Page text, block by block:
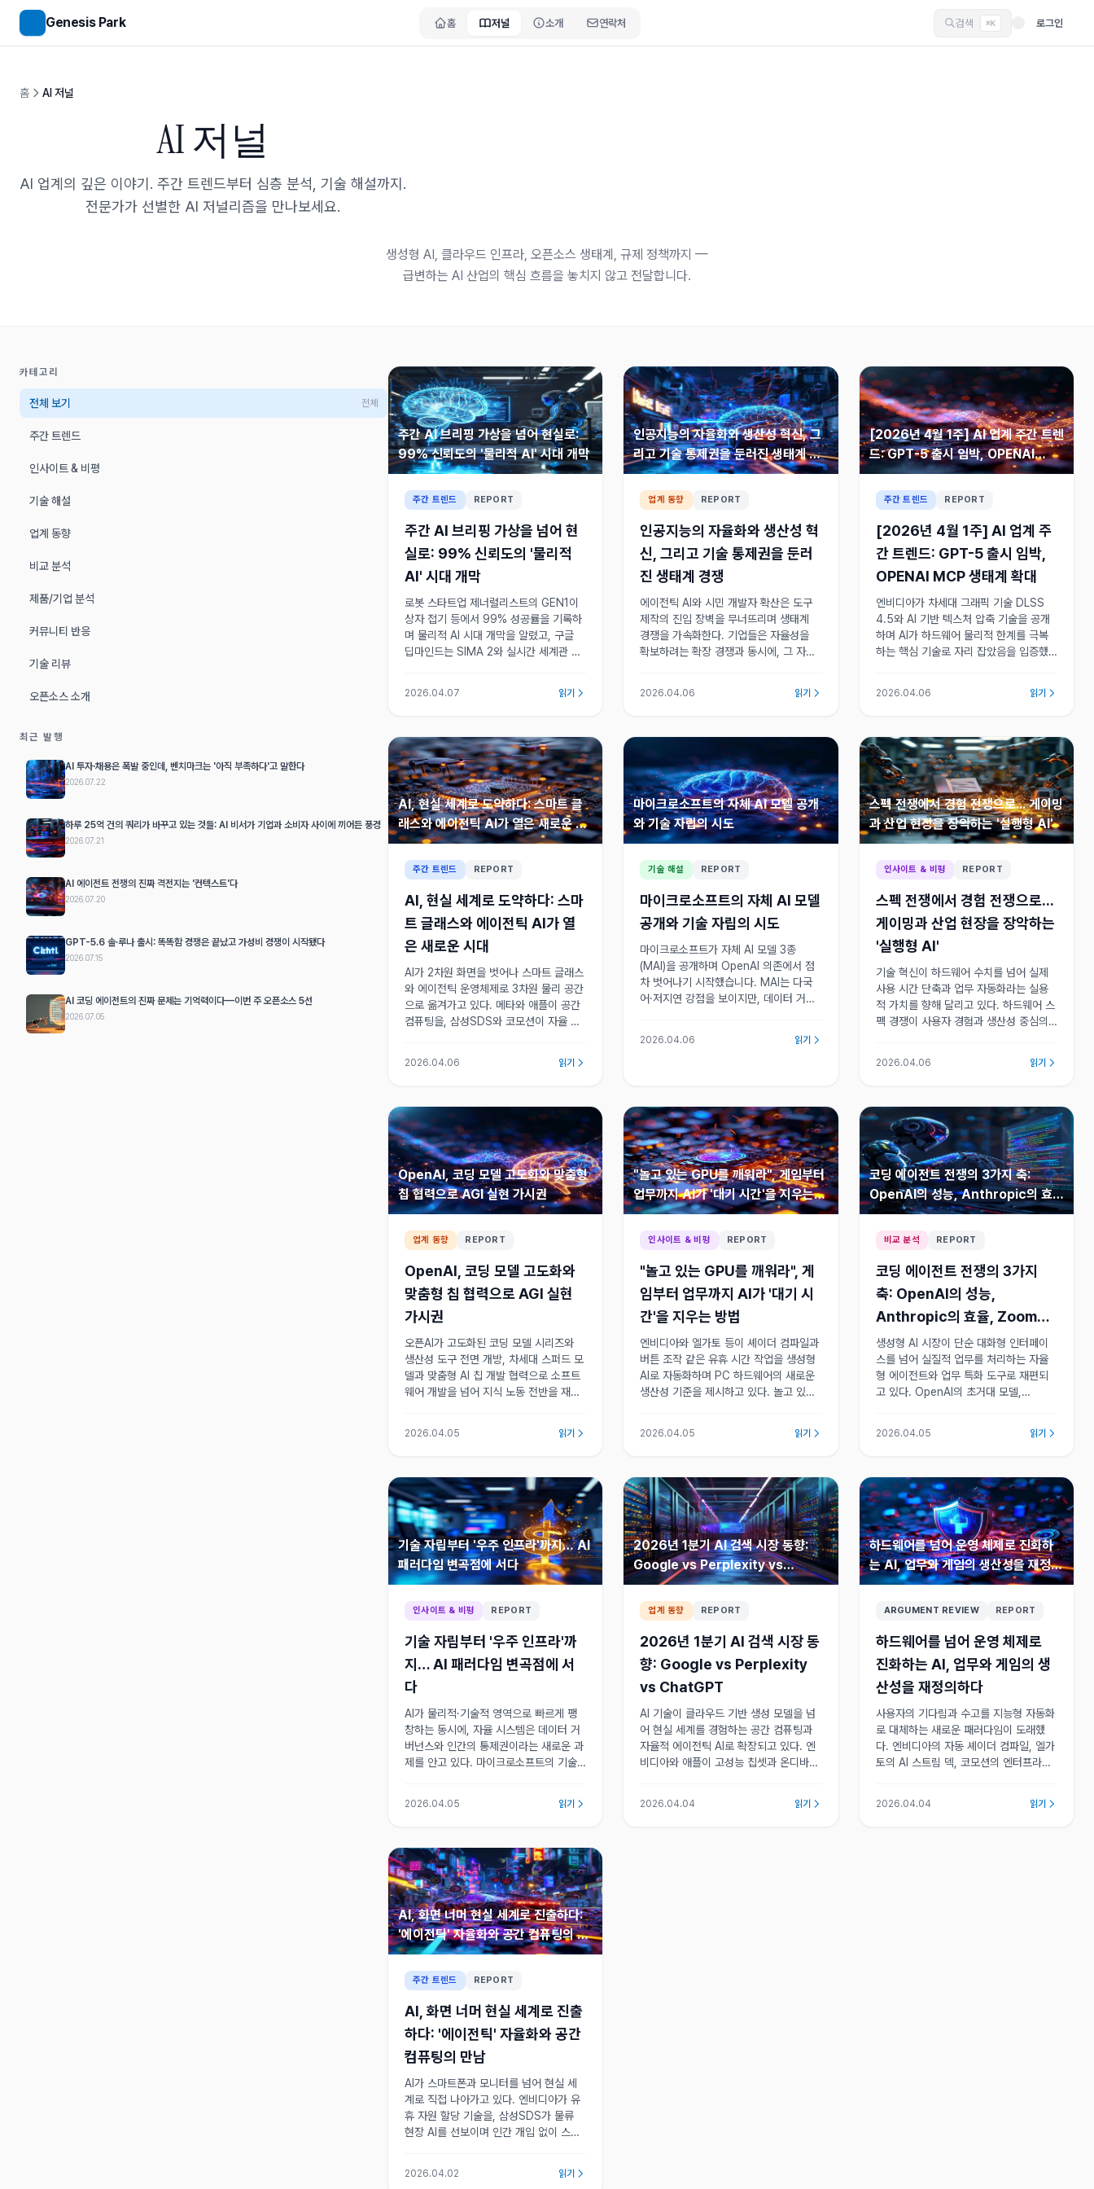
메인 콘텐츠로 건너뛰기
Genesis Park
홈 저널 소개 연락처 검색 ⌘K 로그인
홈 AI 저널
AI 저널
AI 업계의 깊은 이야기. 주간 트렌드부터 심층 분석, 기술 해설까지.
전문가가 선별한 AI 저널리즘을 만나보세요.
생성형 AI, 클라우드 인프라, 오픈소스 생태계, 규제 정책까지 —
급변하는 AI 산업의 핵심 흐름을 놓치지 않고 전달합니다.
카테고리
전체 보기 전체
주간 트렌드
인사이트 & 비평
기술 해설
업계 동향
비교 분석
제품/기업 분석
커뮤니티 반응
기술 리뷰
오픈소스 소개
최근 발행
AI 투자·채용은 폭발 중인데, 벤치마크는 '아직 부족하다'고 말한다
2026.07.22
하루 25억 건의 쿼리가 바꾸고 있는 것들: AI 비서가 기업과 소비자 사이에 끼어든 풍경
2026.07.21
AI 에이전트 전쟁의 진짜 격전지는 '컨텍스트'다
2026.07.20
GPT-5.6 솔·루나 출시: 똑똑함 경쟁은 끝났고 가성비 경쟁이 시작됐다
2026.07.15
AI 코딩 에이전트의 진짜 문제는 기억력이다—이번 주 오픈소스 5선
2026.07.05
주간 AI 브리핑 가상을 넘어 현실로:
99% 신뢰도의 '물리적 AI' 시대 개막
주간 트렌드 REPORT
주간 AI 브리핑 가상을 넘어 현
실로: 99% 신뢰도의 '물리적
AI' 시대 개막
로봇 스타트업 제너럴리스트의 GEN1이
상자 접기 등에서 99% 성공률을 기록하
며 물리적 AI 시대 개막을 알렸고, 구글
딥마인드는 SIMA 2와 실시간 세계관 생
2026.04.07 읽기
인공지능의 자율화와 생산성 혁신, 그
리고 기술 통제권을 둔러진 생태계 경
쟁
업계 동향 REPORT
인공지능의 자율화와 생산성 혁
신, 그리고 기술 통제권을 둔러
진 생태계 경쟁
에이전틱 AI와 시민 개발자 확산은 도구
제작의 진입 장벽을 무너뜨리며 생태계
경쟁을 가속화한다. 기업들은 자율성을
확보하려는 확장 경쟁과 동시에, 그 자율
2026.04.06 읽기
[2026년 4월 1주] AI 업계 주간 트렌
드: GPT-5 출시 임박, OPENAI
MCP 생태계 확대
주간 트렌드 REPORT
[2026년 4월 1주] AI 업계 주
간 트렌드: GPT-5 출시 임박,
OPENAI MCP 생태계 확대
엔비디아가 차세대 그래픽 기술 DLSS
4.5와 AI 기반 텍스처 압축 기술을 공개
하며 AI가 하드웨어 물리적 한계를 극복
하는 핵심 기술로 자리 잡았음을 입증했
2026.04.06 읽기
AI, 현실 세계로 도약하다: 스마트 글
래스와 에이전틱 AI가 열은 새로운 시
대
주간 트렌드 REPORT
AI, 현실 세계로 도약하다: 스마
트 글래스와 에이전틱 AI가 열
은 새로운 시대
AI가 2차원 화면을 벗어나 스마트 글래스
와 에이전틱 운영체제로 3차원 물리 공간
으로 옮겨가고 있다. 메타와 애플이 공간
컴퓨팅을, 삼성SDS와 코모션이 자율 판
쟁의 축이 환경 자체로 이동하고 있다.
2026.04.06 읽기
마이크로소프트의 자체 AI 모델 공개
와 기술 자립의 시도
기술 해설 REPORT
마이크로소프트의 자체 AI 모델
공개와 기술 자립의 시도
마이크로소프트가 자체 AI 모델 3종
(MAI)을 공개하며 OpenAI 의존에서 점
차 벗어나기 시작했습니다. MAI는 다국
어·저지연 강점을 보이지만, 데이터 거버
2026.04.06 읽기
스펙 전쟁에서 경험 전쟁으로... 게이밍
과 산업 현장을 장악하는 '실행형 AI'
인사이트 & 비평 REPORT
스펙 전쟁에서 경험 전쟁으로...
게이밍과 산업 현장을 장악하는
'실행형 AI'
기술 혁신이 하드웨어 수치를 넘어 실제
사용 시간 단축과 업무 자동화라는 실용
적 가치를 향해 달리고 있다. 하드웨어 스
펙 경쟁이 사용자 경험과 생산성 중심의
2026.04.06 읽기
OpenAI, 코딩 모델 고도화와 맞춤형
칩 협력으로 AGI 실현 가시권
업계 동향 REPORT
OpenAI, 코딩 모델 고도화와
맞춤형 칩 협력으로 AGI 실현
가시권
오픈AI가 고도화된 코딩 모델 시리즈와
생산성 도구 전면 개방, 차세대 스퍼드 모
델과 맞춤형 AI 칩 개발 협력으로 소프트
웨어 개발을 넘어 지식 노동 전반을 재정
패러다임을 근본적으로 바꾸고 있다.
2026.04.05 읽기
"놀고 있는 GPU를 깨워라", 게임부터
업무까지 AI가 '대기 시간'을 지우는
방법
인사이트 & 비평 REPORT
"놀고 있는 GPU를 깨워라", 게
임부터 업무까지 AI가 '대기 시
간'을 지우는 방법
엔비디아와 엘가토 등이 셰이더 컴파일과
버튼 조작 같은 유휴 시간 작업을 생성형
AI로 자동화하며 PC 하드웨어의 새로운
생산성 기준을 제시하고 있다. 놀고 있던
2026.04.05 읽기
코딩 에이전트 전쟁의 3가지 축:
OpenAI의 성능, Anthropic의 효
율, Zoom의 확장
비교 분석 REPORT
코딩 에이전트 전쟁의 3가지
축: OpenAI의 성능,
Anthropic의 효율, Zoom의
확장
생성형 AI 시장이 단순 대화형 인터페이
스를 넘어 실질적 업무를 처리하는 자율
형 에이전트와 업무 특화 도구로 재편되
고 있다. OpenAI의 초거대 모델,
2026.04.05 읽기
기술 자립부터 '우주 인프라'까지… AI
패러다임 변곡점에 서다
인사이트 & 비평 REPORT
기술 자립부터 '우주 인프라'까
지… AI 패러다임 변곡점에 서
다
AI가 물리적·기술적 영역으로 빠르게 팽
창하는 동시에, 자율 시스템은 데이터 거
버넌스와 인간의 통제권이라는 새로운 과
제를 안고 있다. 마이크로소프트의 기술
운 통제 문제를 낳는다는 점이다.
2026.04.05 읽기
2026년 1분기 AI 검색 시장 동향:
Google vs Perplexity vs
ChatGPT
업계 동향 REPORT
2026년 1분기 AI 검색 시장 동
향: Google vs Perplexity
vs ChatGPT
AI 기술이 클라우드 기반 생성 모델을 넘
어 현실 세계를 경험하는 공간 컴퓨팅과
자율적 에이전틱 AI로 확장되고 있다. 엔
비디아와 애플이 고성능 칩셋과 온디바이
2026.04.04 읽기
하드웨어를 넘어 운영 체제로 진화하
는 AI, 업무와 게임의 생산성을 재정의
하다
ARGUMENT REVIEW REPORT
하드웨어를 넘어 운영 체제로
진화하는 AI, 업무와 게임의 생
산성을 재정의하다
사용자의 기다림과 수고를 지능형 자동화
로 대체하는 새로운 패러다임이 도래했
다. 엔비디아의 자동 셰이더 컴파일, 엘가
토의 AI 스트림 덱, 코모션의 엔터프라이
2026.04.04 읽기
AI, 화면 너머 현실 세계로 진출하다:
'에이전틱' 자율화와 공간 컴퓨팅의 만
남
주간 트렌드 REPORT
AI, 화면 너머 현실 세계로 진출
하다: '에이전틱' 자율화와 공간
컴퓨팅의 만남
AI가 스마트폰과 모니터를 넘어 현실 세
계로 직접 나아가고 있다. 엔비디아가 유
휴 자원 할당 기술을, 삼성SDS가 물류
현장 AI를 선보이며 인간 개입 없이 스스
2026.04.02 읽기